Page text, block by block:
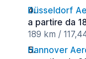
Düsseldorf
a partire da
189 km /
Hannover